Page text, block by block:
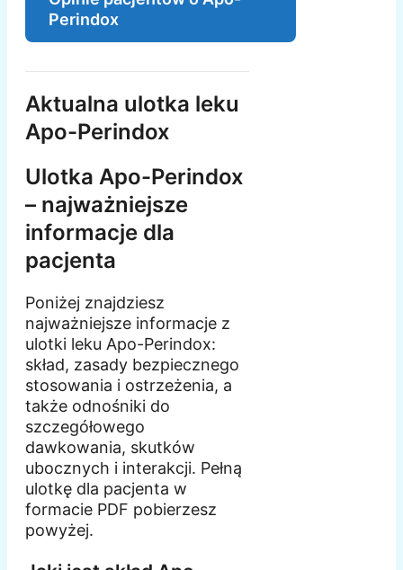
Perindox
Aktualna ulotka leku
Apo-Perindox
Ulotka Apo-Perindox
– najważniejsze
informacje dla
pacjenta
Poniżej znajdziesz
najważniejsze informacje z
ulotki leku Apo-Perindox:
skład, zasady bezpiecznego
stosowania i ostrzeżenia, a
także odnośniki do
szczegółowego
dawkowania, skutków
ubocznych i interakcji. Pełną
ulotkę dla pacjenta w
formacie PDF pobierzesz
powyżej.